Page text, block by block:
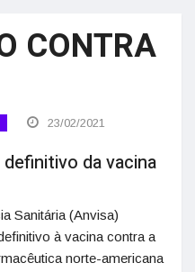
CONTRA
23/02/2021
da vacina
Sanitária (Anvisa)
à vacina contra a
norte-americana